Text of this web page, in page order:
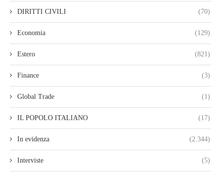
DIRITTI CIVILI (70)
Economia (129)
Estero (821)
Finance (3)
Global Trade (1)
IL POPOLO ITALIANO (17)
In evidenza (2.344)
Interviste (5)